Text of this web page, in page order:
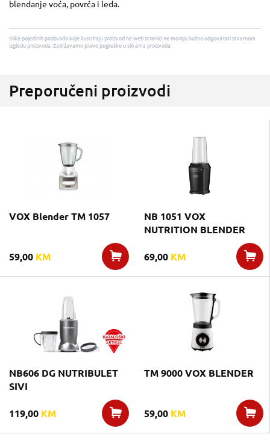
blendanje voća, povrća i leda.
Slike pojedinih proizvoda koje ilustriraju proizvod na web stranici ne moraju nužno odgovarati stvarnom
izgledu proizvoda. Zadržavamo pravo pogreške u slikama proizvoda.
Preporučeni proizvodi
VOX Blender TM 1057
59,00 KM
NB 1051 VOX
NUTRITION BLENDER
69,00 KM
NB606 DG NUTRIBULET
SIVI
119,00 KM
TM 9000 VOX BLENDER
59,00 KM